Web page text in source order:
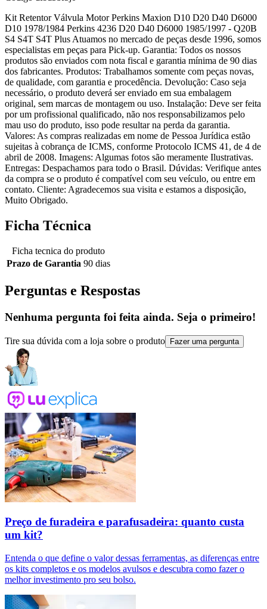
Kit Retentor Válvula Motor Perkins Maxion D10 D20 D40 D6000
D10 1978/1984 Perkins 4236 D20 D40 D6000 1985/1997 - Q20B
S4 S4T S4T Plus Atuamos no mercado de peças desde 1996, somos
especialistas em peças para Pick-up. Garantia: Todos os nossos
produtos são enviados com nota fiscal e garantia mínima de 90 dias
dos fabricantes. Produtos: Trabalhamos somente com peças novas,
de qualidade, com garantia e procedência. Devolução: Caso seja
necessário, o produto deverá ser enviado em sua embalagem
original, sem marcas de montagem ou uso. Instalação: Deve ser feita
por um profissional qualificado, não nos responsabilizamos pelo
mau uso do produto, isso pode resultar na perda da garantia.
Valores: As compras realizadas em nome de Pessoa Jurídica estão
sujeitas à cobrança de ICMS, conforme Protocolo ICMS 41, de 4 de
abril de 2008. Imagens: Algumas fotos são meramente Ilustrativas.
Entregas: Despachamos para todo o Brasil. Dúvidas: Verifique antes
da compra se o produto é compatível com seu veículo, ou entre em
contato. Cliente: Agradecemos sua visita e estamos a disposição,
Muito Obrigado.
Ficha Técnica
Ficha tecnica do produto
Prazo de Garantia 90 dias
Perguntas e Respostas
Nenhuma pergunta foi feita ainda. Seja o primeiro!
Tire sua dúvida com a loja sobre o produto Fazer uma pergunta
Preço de furadeira e parafusadeira: quanto custa
um kit?
Entenda o que define o valor dessas ferramentas, as diferenças entre
os kits completos e os modelos avulsos e descubra como fazer o
melhor investimento pro seu bolso.